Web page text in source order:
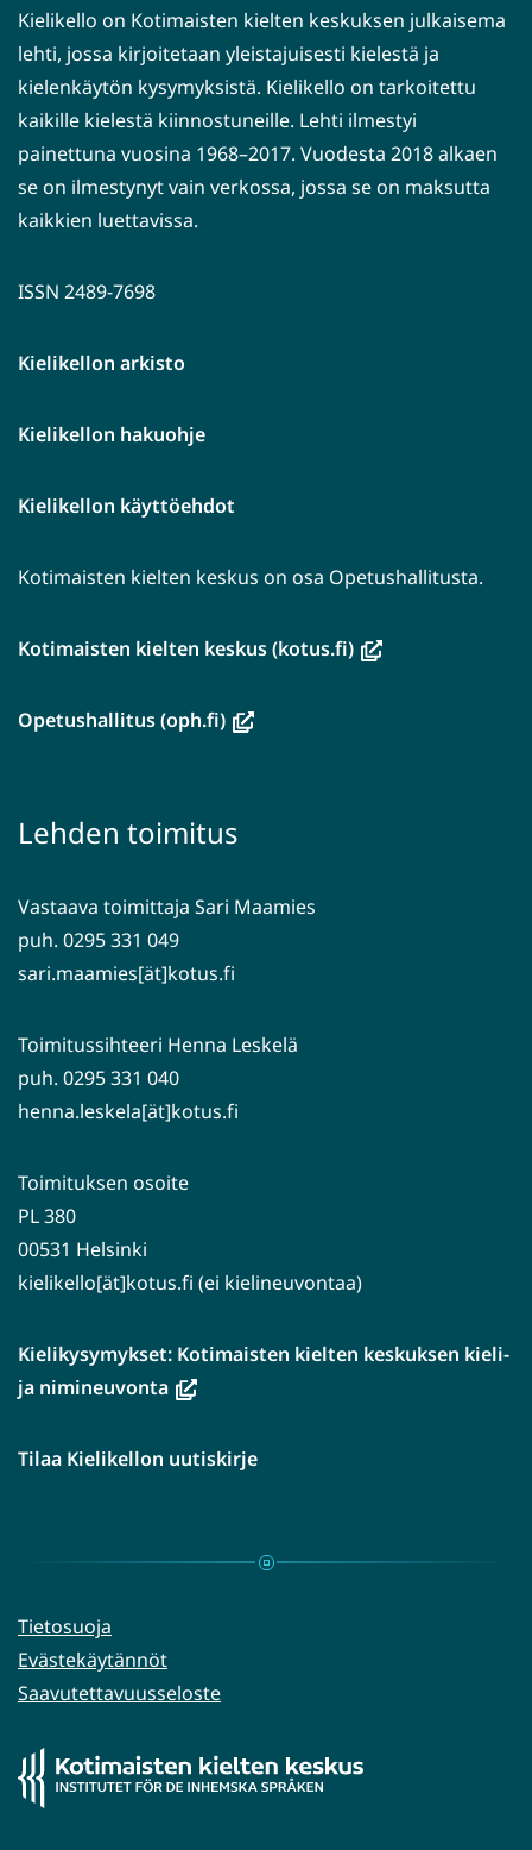
Kielikello on Kotimaisten kielten keskuksen julkaisema
lehti, jossa kirjoitetaan yleistajuisesti kielestä ja
kielenkäytön kysymyksistä. Kielikello on tarkoitettu
kaikille kielestä kiinnostuneille. Lehti ilmestyi
painettuna vuosina 1968–2017. Vuodesta 2018 alkaen
se on ilmestynyt vain verkossa, jossa se on maksutta
kaikkien luettavissa.
ISSN 2489-7698
Kielikellon arkisto
Kielikellon hakuohje
Kielikellon käyttöehdot
Kotimaisten kielten keskus on osa Opetushallitusta.
Kotimaisten kielten keskus (kotus.fi)(avautuu
Opetushallitus (oph.fi)(avautuu
toiseen
Lehden toimitus
Vastaava toimittaja Sari Maamies
puh. 0295 331 049
sari.maamies[ät]kotus.fi
Toimitussihteeri Henna Leskelä
puh. 0295 331 040
henna.leskela[ät]kotus.fi
Toimituksen osoite
PL 380
00531 Helsinki
kielikello[ät]kotus.fi (ei kielineuvontaa)
Kielikysymykset: Kotimaisten kielten keskuksen kieli-
ja nimineuvonta(avautuu
ikkunaan,
palveluun)
Tilaa Kielikellon uutiskirje
Tietosuoja
Evästekäytännöt
Saavutettavuusseloste